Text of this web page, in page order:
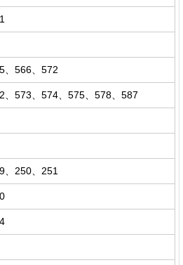
、566、572
、573、574、575、578、587
、250、251